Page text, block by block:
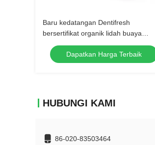
Baru kedatangan Dentifresh
bersertifikat organik lidah buaya
perawatan gigi soda kue pemutih gigi
ekstrak tumbuhan alami toothpa
Dapatkan Harga Terbaik
HUBUNGI KAMI
86-020-83503464